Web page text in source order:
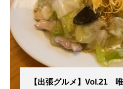
【出張グルメ】Vol.21